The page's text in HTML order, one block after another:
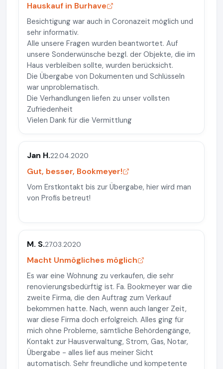
Hauskauf in Burhave
Besichtigung war auch in Coronazeit möglich und
sehr informativ.
Alle unsere Fragen wurden beantwortet. Auf
unsere Sonderwünsche bezgl. der Objekte, die im
Haus verbleiben sollte, wurden berücksicht.
Die Übergabe von Dokumenten und Schlüsseln
war unproblematisch.
Die Verhandlungen liefen zu unser vollsten
Zufriedenheit
Vielen Dank für die Vermittlung
Jan H.22.04.2020
Gut, besser, Bookmeyer!
Vom Erstkontakt bis zur Übergabe, hier wird man
von Profis betreut!
M. S.27.03.2020
Macht Unmögliches möglich
Es war eine Wohnung zu verkaufen, die sehr
renovierungsbedürftig ist. Fa. Bookmeyer war die
zweite Firma, die den Auftrag zum Verkauf
bekommen hatte. Nach, wenn auch langer Zeit,
war diese Firma doch erfolgreich. Alles ging für
mich ohne Probleme, sämtliche Behördengänge,
Kontakt zur Hausverwaltung, Strom, Gas, Notar,
Übergabe - alles lief aus meiner Sicht
automatisch. Sehr freundliche und kompetente